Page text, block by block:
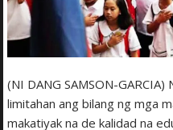
(NI DANG SAMSON-
limitahan ang bilang ng mga
makatiyak na de kalidad na